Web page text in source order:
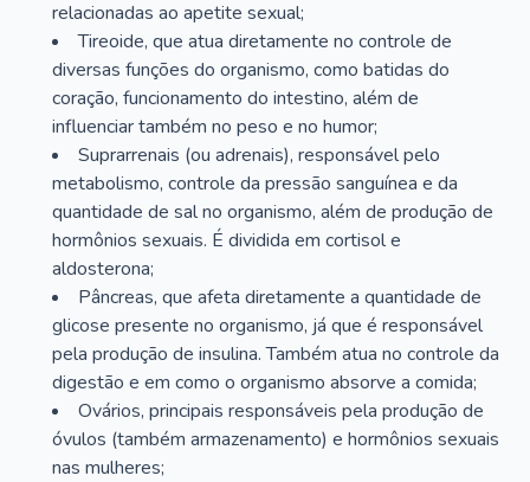
relacionadas ao apetite sexual;
Tireoide, que atua diretamente no controle de
diversas funções do organismo, como batidas do
coração, funcionamento do intestino, além de
influenciar também no peso e no humor;
Suprarrenais (ou adrenais), responsável pelo
metabolismo, controle da pressão sanguínea e da
quantidade de sal no organismo, além de produção de
hormônios sexuais. É dividida em cortisol e
aldosterona;
Pâncreas, que afeta diretamente a quantidade de
glicose presente no organismo, já que é responsável
pela produção de insulina. Também atua no controle da
digestão e em como o organismo absorve a comida;
Ovários, principais responsáveis pela produção de
óvulos (também armazenamento) e hormônios sexuais
nas mulheres;